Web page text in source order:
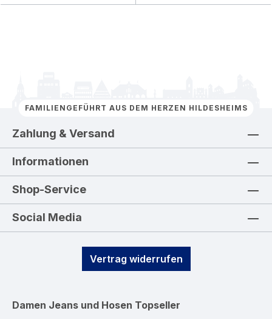
FAMILIENGEFÜHRT AUS DEM HERZEN HILDESHEIMS
Zahlung & Versand
Informationen
Shop-Service
Social Media
Vertrag widerrufen
Damen Jeans und Hosen Topseller